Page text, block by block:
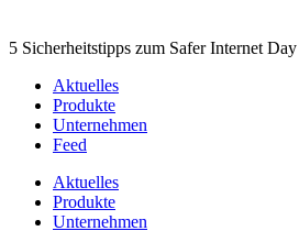
5 Sicherheitstipps zum Safer Internet Day
Aktuelles
Produkte
Unternehmen
Feed
Aktuelles
Produkte
Unternehmen